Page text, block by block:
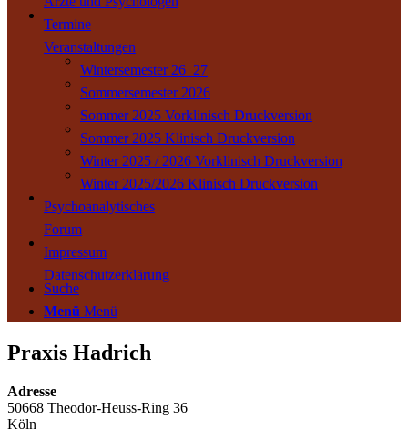
Termine
Veranstaltungen
Wintersemester 26_27
Sommersemester 2026
Sommer 2025 Vorklinisch Druckversion
Sommer 2025 Klinisch Druckversion
Winter 2025 / 2026 Vorklinisch Druckversion
Winter 2025/2026 Klinisch Druckversion
Psychoanalytisches
Forum
Impressum
Datenschutzerklärung
Suche
Menü Menü
Praxis Hadrich
Adresse
50668 Theodor-Heuss-Ring 36
Köln